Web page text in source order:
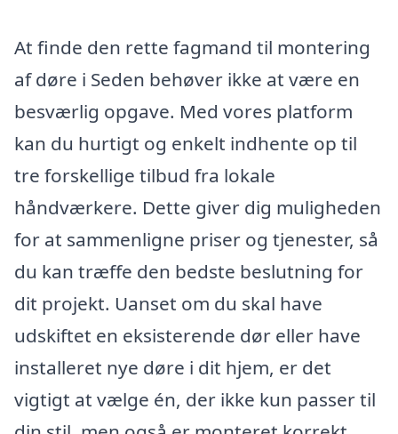
At finde den rette fagmand til montering
af døre i Seden behøver ikke at være en
besværlig opgave. Med vores platform
kan du hurtigt og enkelt indhente op til
tre forskellige tilbud fra lokale
håndværkere. Dette giver dig muligheden
for at sammenligne priser og tjenester, så
du kan træffe den bedste beslutning for
dit projekt. Uanset om du skal have
udskiftet en eksisterende dør eller have
installeret nye døre i dit hjem, er det
vigtigt at vælge én, der ikke kun passer til